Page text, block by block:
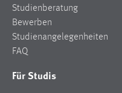
Studienberatung
Bewerben
Studienangelegenheiten
FAQ
Für Studis